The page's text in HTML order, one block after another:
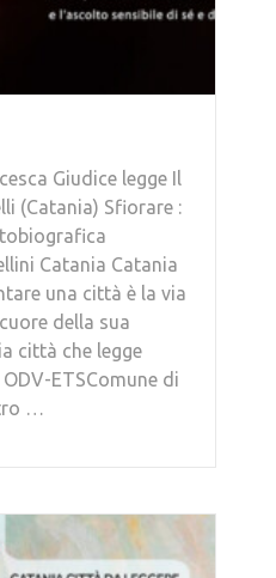
Giudice legge Il
(Catania) Sfiorare :
Catania Catania
una città è la via
della sua
città che legge
ETSComune di
…